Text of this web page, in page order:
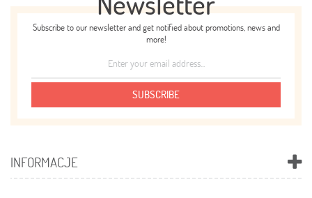
Subscribe to our newsletter and get notified about promotions, news and
more!
SUBSCRIBE
INFORMACJE